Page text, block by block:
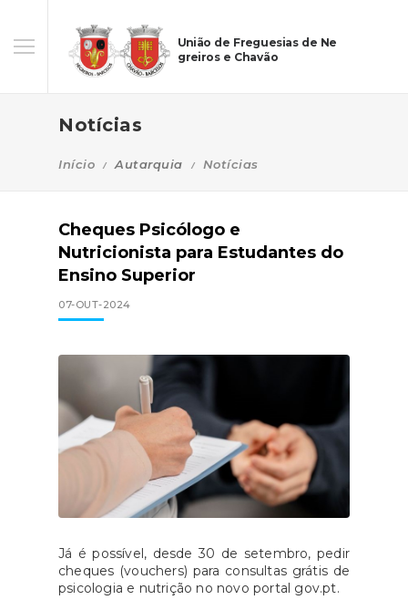
União de Freguesias de Ne
greiros e Chavão
Notícias
Início Autarquia Notícias
Cheques Psicólogo e
Nutricionista para Estudantes do
Ensino Superior
07-OUT-2024
Já é possível, desde 30 de setembro, pedir
cheques (vouchers) para consultas grátis de
psicologia e nutrição no novo portal gov.pt.